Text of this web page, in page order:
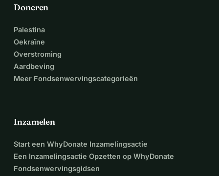
Doneren
Palestina
Oekraïne
Overstroming
Aardbeving
Meer Fondsenwervingscategorieën
Inzamelen
Start een WhyDonate Inzamelingsactie
Een Inzamelingsactie Opzetten op WhyDonate
Fondsenwervingsgidsen